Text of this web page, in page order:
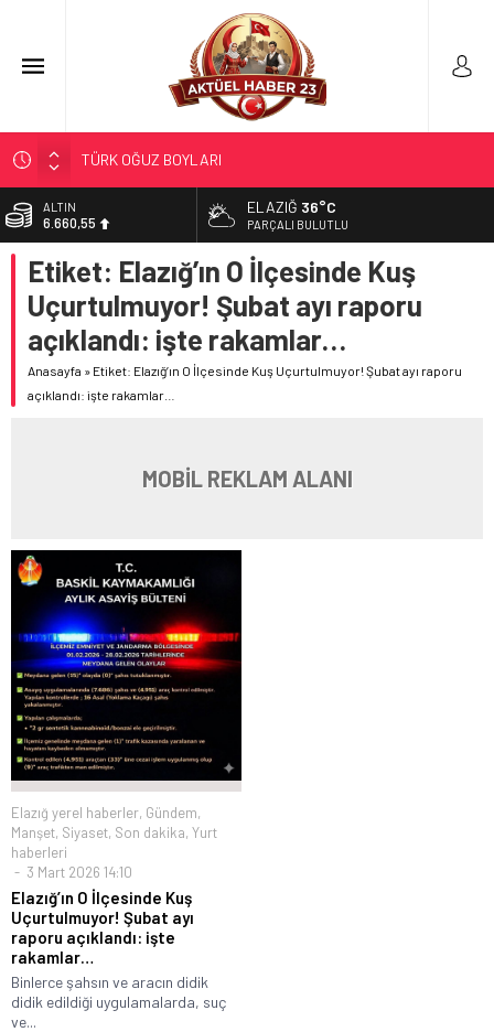
TÜRK OĞUZ BOYLARI
298 MİLYON DOLARLIK İHRACAT
ERDEM; ENTÜBE EDİLDİ…
ELAZIĞ’DA TEFECİLİK OPERASYONU
ELAZIĞLI GENÇLER BOCCHE’DE TÜRKİYE
ŞAMPİYONASI’NDA İLİMİZİ GURURLA TEMSİL ETTİ
ALTIN
6.660,55
BİST
13.779,39
DOLAR
47,7111
EURO
55,1881
ELAZIĞ 36°C
PARÇALI BULUTLU
Etiket: Elazığ’ın O İlçesinde Kuş
Uçurtulmuyor! Şubat ayı raporu
açıklandı: işte rakamlar…
Anasayfa » Etiket: Elazığ’ın O İlçesinde Kuş Uçurtulmuyor! Şubat ayı raporu
açıklandı: işte rakamlar…
MOBİL REKLAM ALANI
Elazığ yerel haberler, Gündem,
Manşet, Siyaset, Son dakika, Yurt
haberleri
3 Mart 2026 14:10
Elazığ’ın O İlçesinde Kuş
Uçurtulmuyor! Şubat ayı
raporu açıklandı: işte
rakamlar…
Binlerce şahsın ve aracın didik
didik edildiği uygulamalarda, suç
ve...